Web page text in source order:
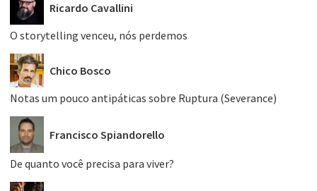
Ricardo Cavallini
O storytelling venceu, nós perdemos
Chico Bosco
Notas um pouco antipáticas sobre Ruptura (Severance)
Francisco Spiandorello
De quanto você precisa para viver?